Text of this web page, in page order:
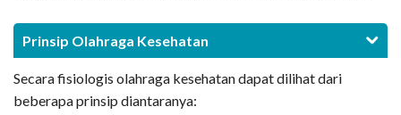
Prinsip Olahraga Kesehatan
Secara fisiologis olahraga kesehatan dapat dilihat dari
beberapa prinsip diantaranya: